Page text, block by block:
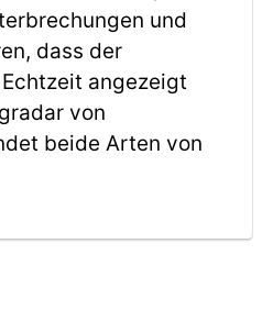
und
dass der
angezeigt
von
beide Arten von